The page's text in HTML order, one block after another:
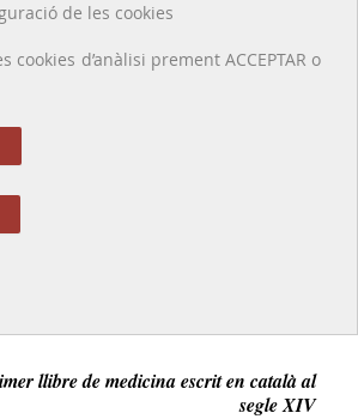
de les cookies
cookies d’anàlisi prement ACCEPTAR o
llibre de medicina escrit en català al
segle XIV